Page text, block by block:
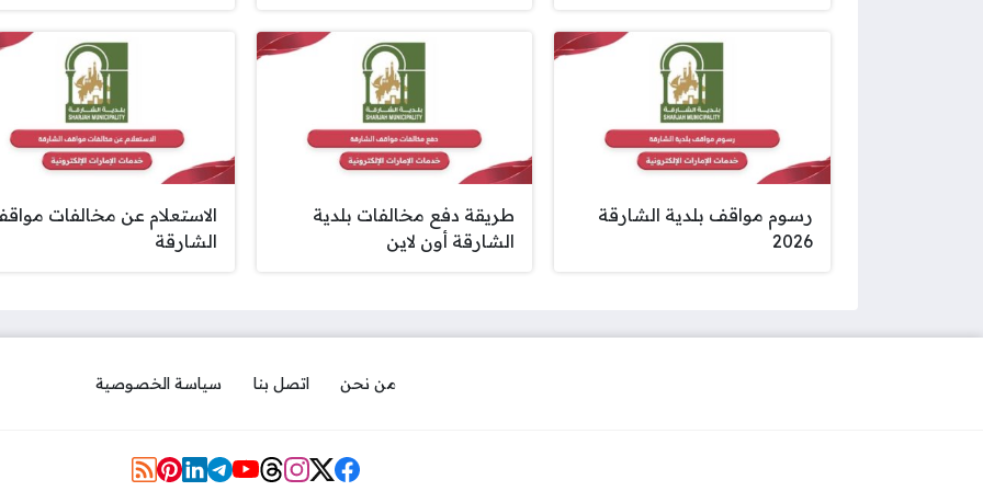
رسوم مواقف بلدية الشارقة
2026
طريقة دفع مخالفات بلدية
الشارقة أون لاين
الاستعلام عن مخالفات
الشارقة
من نحن اتصل بنا سياسة الخصوصية
مواقع التواصل